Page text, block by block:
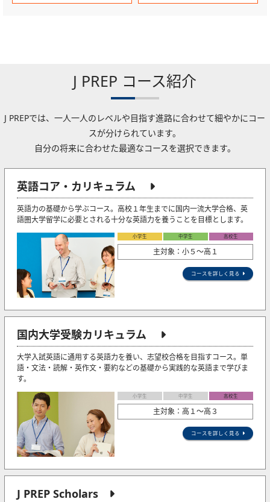
J PREP コース紹介
J PREPでは、一人一人のレベルや目指す進路に合わせて細やかにコー
スが分けられています。
自分の将来に合わせた最適なコースを選択できます。
英語コア・カリキュラム
英語力の基礎から学ぶコース。高校１年生までに国内一流大学合格、英
語圏大学留学に必要とされる十分な英語力を養うことを目標とします。
小学生 中学生 高校生
主対象：小５〜高１
コースを詳しく見る
国内大学受験カリキュラム
大学入試英語に通用する英語力を養い、志望校合格を目指すコース。単
語・文法・読解・英作文・要約などの基礎から実践的な英語まで学びま
す。
小学生 中学生 高校生
主対象：高１～高３
コースを詳しく見る
J PREP Scholars